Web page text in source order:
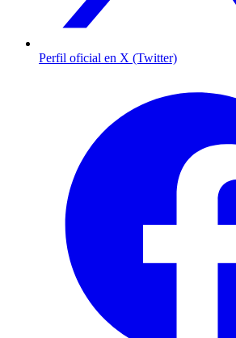
Perfil oficial en X (Twitter)